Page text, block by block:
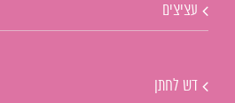
עציצים
דש לחתן